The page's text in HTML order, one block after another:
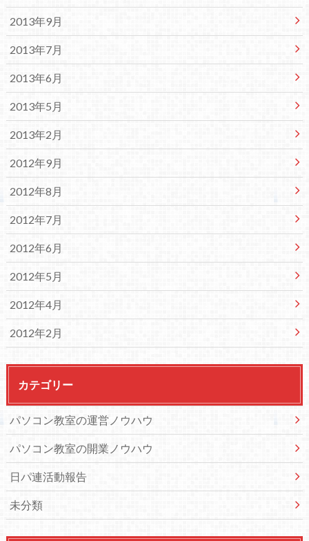
2013年9月
2013年7月
2013年6月
2013年5月
2013年2月
2012年9月
2012年8月
2012年7月
2012年6月
2012年5月
2012年4月
2012年2月
カテゴリー
パソコン教室の運営ノウハウ
パソコン教室の開業ノウハウ
日パ連活動報告
未分類